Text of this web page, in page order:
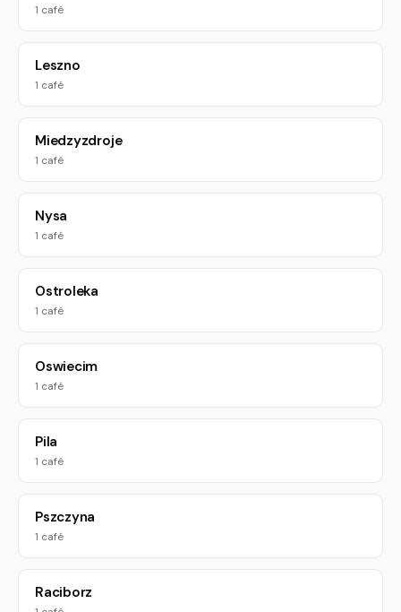
1 café
Leszno
1 café
Miedzyzdroje
1 café
Nysa
1 café
Ostroleka
1 café
Oswiecim
1 café
Pila
1 café
Pszczyna
1 café
Raciborz